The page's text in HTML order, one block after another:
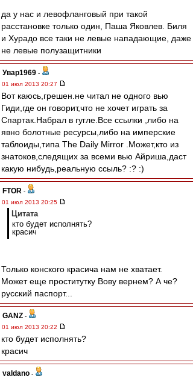
да у нас и левофланговый при такой
расстановке только один, Паша Яковлев. Биля
и Хурадо все таки не левые нападающие, даже
не левые полузащитники
Увар1969 -
01 июл 2013 20:27
Вот каюсь,грешен.не читал не одного вью
Гиди,где он говорит,что не хочет играть за
Спартак.Набрал в гугле.Все ссылки ,либо на
явно болотные ресурсы,либо на имперские
таблоиды,типа The Daily Mirror .Может,кто из
знатоков,следящих за всеми вью Айриша,даст
какую нибудь,реальную ссыль? :? :)
FTOR -
01 июл 2013 20:25
Цитата
кто будет исполнять?
красич
Только конского красича нам не хватает.
Может еще проститутку Вову вернем? А че?
русский паспорт...
GANZ -
01 июл 2013 20:22
кто будет исполнять?
красич
valdano -